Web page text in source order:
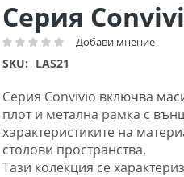
Серия
Рейтинг: Добави мнение
SKU LAS21
Серия Convivio включва
плот и метална рамка с
характеристиките на
столови пространства.
Тази колекция се